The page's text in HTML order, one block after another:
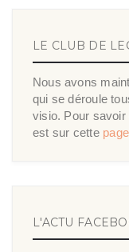
LE CLUB DE
Nous avons
qui se déroule
visio. Pour
est sur cette page
L'ACTU